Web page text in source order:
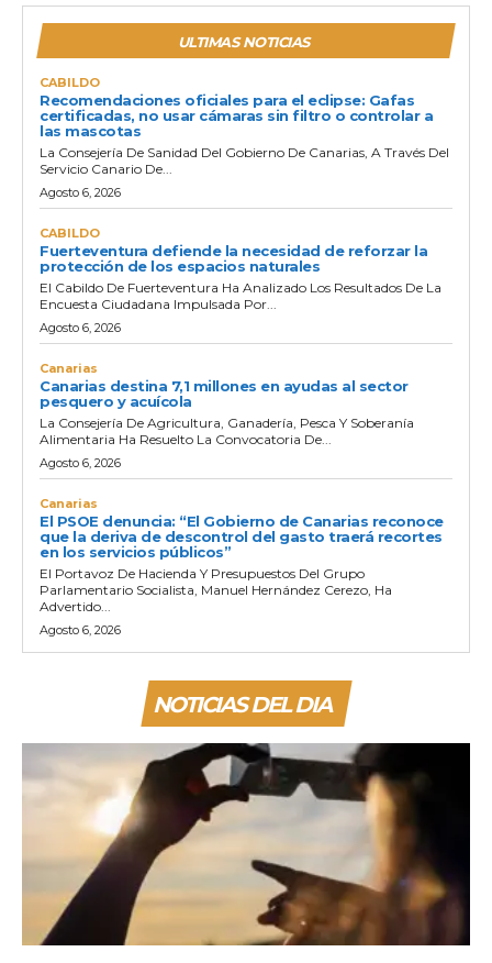
ULTIMAS NOTICIAS
CABILDO
Recomendaciones oficiales para el eclipse: Gafas
certificadas, no usar cámaras sin filtro o controlar a
las mascotas
La Consejería De Sanidad Del Gobierno De Canarias, A Través Del
Servicio Canario De...
Agosto 6, 2026
CABILDO
Fuerteventura defiende la necesidad de reforzar la
protección de los espacios naturales
El Cabildo De Fuerteventura Ha Analizado Los Resultados De La
Encuesta Ciudadana Impulsada Por...
Agosto 6, 2026
Canarias
Canarias destina 7,1 millones en ayudas al sector
pesquero y acuícola
La Consejería De Agricultura, Ganadería, Pesca Y Soberanía
Alimentaria Ha Resuelto La Convocatoria De...
Agosto 6, 2026
Canarias
El PSOE denuncia: “El Gobierno de Canarias reconoce
que la deriva de descontrol del gasto traerá recortes
en los servicios públicos”
El Portavoz De Hacienda Y Presupuestos Del Grupo
Parlamentario Socialista, Manuel Hernández Cerezo, Ha
Advertido...
Agosto 6, 2026
NOTICIAS DEL DIA